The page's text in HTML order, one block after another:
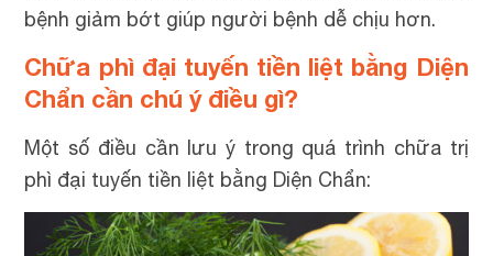
bệnh giảm bớt giúp người bệnh dễ chịu hơn.
Chữa phì đại tuyến tiền liệt bằng Diện
Chẩn cần chú ý điều gì?
Một số điều cần lưu ý trong quá trình chữa trị
phì đại tuyến tiền liệt bằng Diện Chẩn: